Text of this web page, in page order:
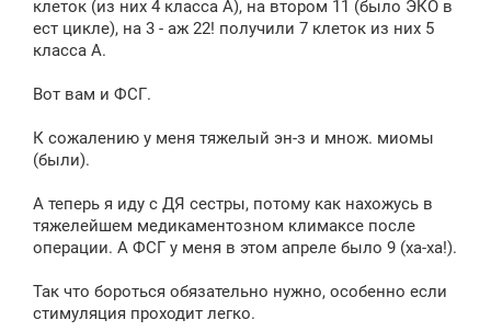
клеток (из них 4 класса А), на втором 11 (было ЭКО в
ест цикле), на 3 - аж 22! получили 7 клеток из них 5
класса А.
Вот вам и ФСГ.
К сожалению у меня тяжелый эн-з и множ. миомы
(были).
А теперь я иду с ДЯ сестры, потому как нахожусь в
тяжелейшем медикаментозном климаксе после
операции. А ФСГ у меня в этом апреле было 9 (ха-ха!).
Так что бороться обязательно нужно, особенно если
стимуляция проходит легко.